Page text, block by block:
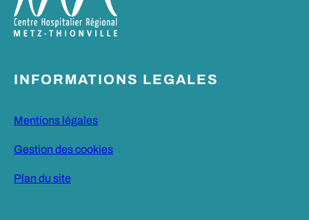
INFORMATIONS LEGALES
Mentions légales
Gestion des cookies
Plan du site